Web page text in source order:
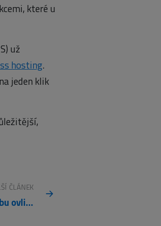
které u
už
hosting.
jeden klik
ČLÁNEK
Jak technický stav webu ovlivňuje SEO